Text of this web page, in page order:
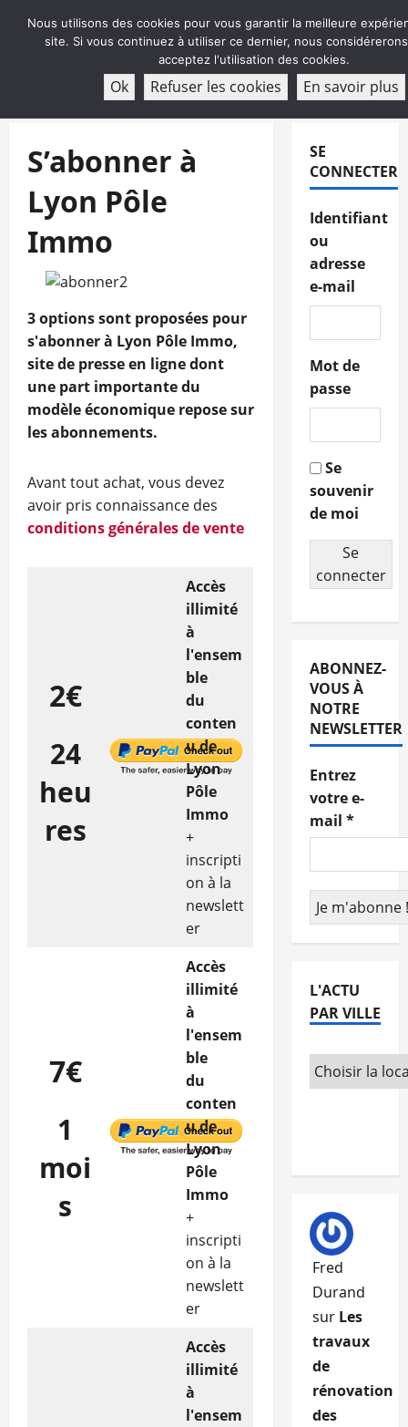
ABONNEMENT
S’abonner à
Lyon Pôle
Immo
3 options sont proposées pour
s'abonner à Lyon Pôle Immo,
site de presse en ligne dont
une part importante du
modèle économique repose sur
les abonnements.
Avant tout achat, vous devez
avoir pris connaissance des
conditions générales de vente
2€
24
heu
res
Accès
illimité
à
l'ensem
ble
du
conten
u de
Lyon
Pôle
Immo
+
inscripti
on à la
newslett
er
7€
1
moi
s
Accès
illimité
à
l'ensem
ble
du
conten
u de
Lyon
Pôle
Immo
+
inscripti
on à la
newslett
er
Accès
illimité
à
l'ensem
SE
CONNECTER
Identifiant
ou
adresse
e-mail
Mot de
passe
Se
souvenir
de moi
Se
connecter
ABONNEZ-
VOUS À
NOTRE
NEWSLETTER
Entrez
votre e-
mail *
L'ACTU
PAR VILLE
Fred
Durand
sur Les
travaux
de
rénovation
des
Nous utilisons des cookies pour vous garantir la meilleure
site. Si vous continuez à utiliser ce dernier, nous
acceptez l'utilisation des cookies.
Ok Refuser les cookies En savoir plus